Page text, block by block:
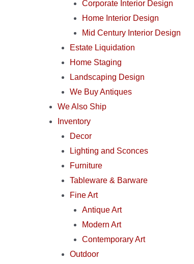
Corporate Interior Design
Home Interior Design
Mid Century Interior Design
Estate Liquidation
Home Staging
Landscaping Design
We Buy Antiques
We Also Ship
Inventory
Decor
Lighting and Sconces
Furniture
Tableware & Barware
Fine Art
Antique Art
Modern Art
Contemporary Art
Outdoor